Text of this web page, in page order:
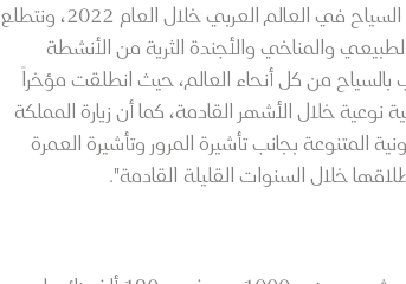
المملكة العربية السعودية الوجهة الأسرع نمواً بالعالم، وصُنفت مؤخراً كأكثر الدول زيارة من قبل السياح في العالم العربي خلال العام 2022، ونتطلع
والمناخي والأجندة الثرية من الأنشطة
بالسياح من كل أنحاء العالم، حيث انطلقت مؤخراً
السعودية في العديد من مدن المملكة، مع أكثر من 11 ألف فعالية نوعية خلال الأشهر القادمة، كما أن زيارة المملكة
بجانب تأشيرة المرور وتأشيرة العمرة
خلال السنوات القليلة القادمة".